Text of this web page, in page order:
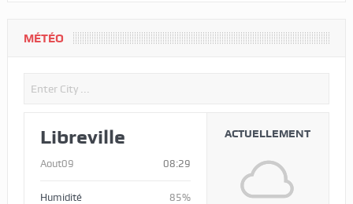
MÉTÉO
Libreville
Aout09 08:29
Humidité
85%
ACTUELLEMENT